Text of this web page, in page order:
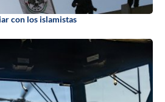
con los islamistas